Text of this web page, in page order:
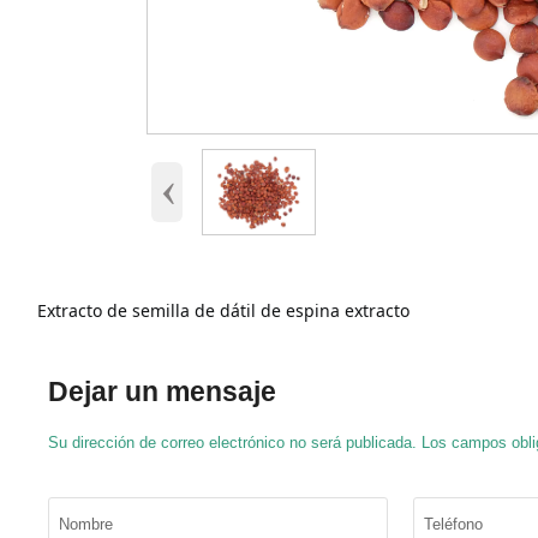
‹
Extracto de semilla de dátil de espina extracto
Dejar un mensaje
Su dirección de correo electrónico no será publicada. Los campos